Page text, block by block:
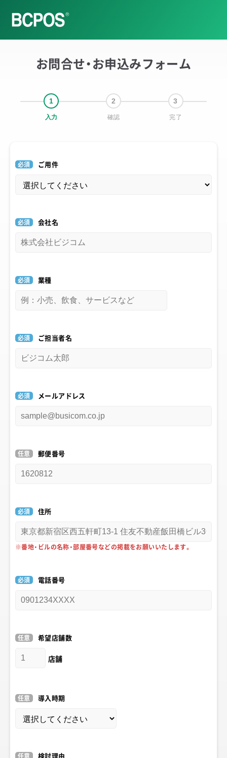
お問合せ・お申込みフォーム
1
入力
2
確認
3
完了
必須 ご用件
必須 会社名
必須 業種
必須 ご担当者名
必須 メールアドレス
任意 郵便番号
必須 住所
※番地・ビルの名称・部屋番号などの掲載をお願いいたします。
必須 電話番号
任意 希望店舗数
店舗
任意 導入時期
任意 検討理由